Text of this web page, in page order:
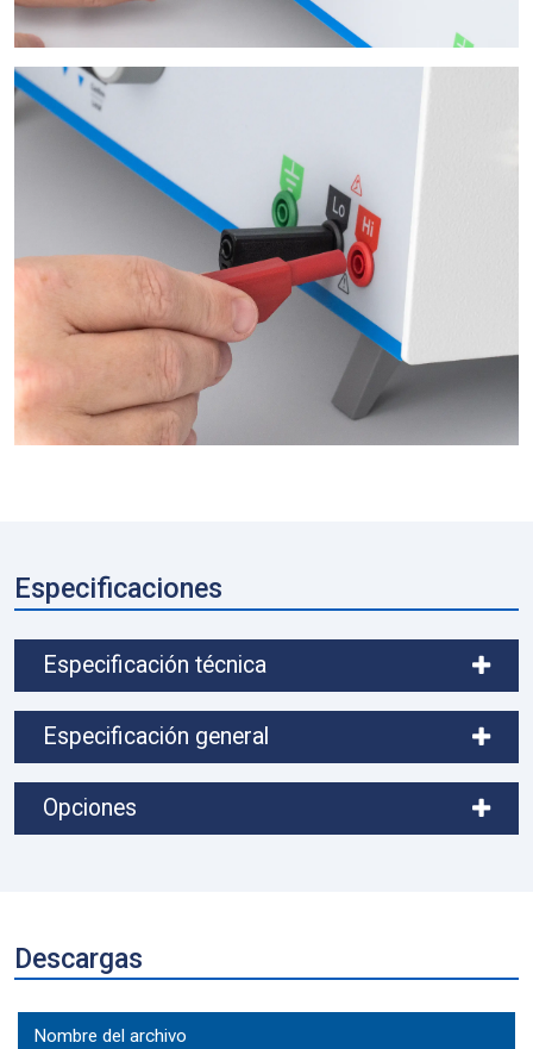
Especificaciones
Especificación técnica
Especificación general
Opciones
Descargas
Nombre del archivo